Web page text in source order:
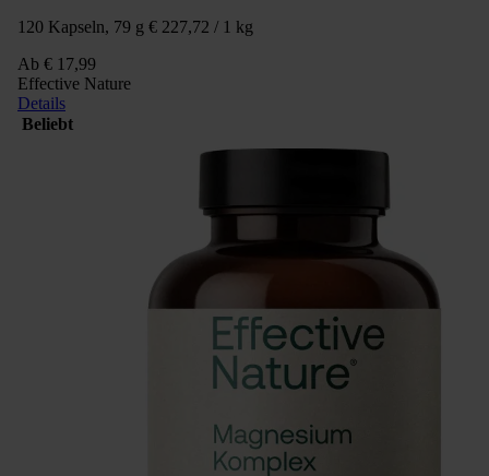
120 Kapseln, 79 g € 227,72 / 1 kg
Ab € 17,99
Effective Nature
Details
Beliebt